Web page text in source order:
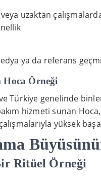
uzaktan
ya da referans
Hoca Örneği
Türkiye genelinde
hizmeti sunan
yüksek
Ritüel Örneği